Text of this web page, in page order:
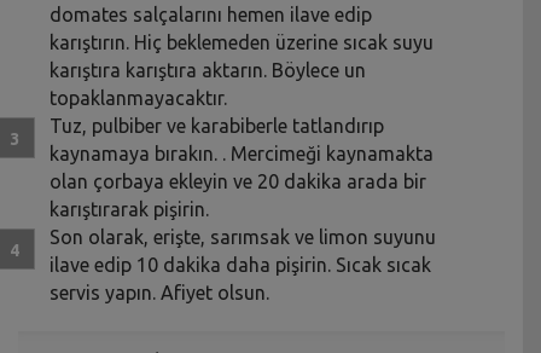
domates salçalarını hemen ilave edip
karıştırın. Hiç beklemeden üzerine sıcak suyu
karıştıra karıştıra aktarın. Böylece un
topaklanmayacaktır.
Tuz, pulbiber ve karabiberle tatlandırıp
kaynamaya bırakın. . Mercimeği kaynamakta
olan çorbaya ekleyin ve 20 dakika arada bir
karıştırarak pişirin.
Son olarak, erişte, sarımsak ve limon suyunu
ilave edip 10 dakika daha pişirin. Sıcak sıcak
servis yapın. Afiyet olsun.